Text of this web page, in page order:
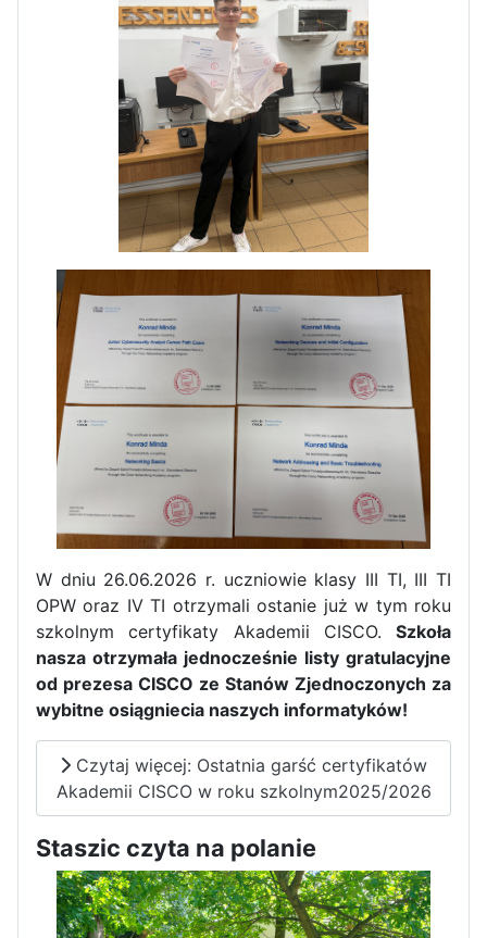
W dniu 26.06.2026 r. uczniowie klasy III TI, III TI
OPW oraz IV TI otrzymali ostanie już w tym roku
szkolnym certyfikaty Akademii CISCO. Szkoła
nasza otrzymała jednocześnie listy gratulacyjne
od prezesa CISCO ze Stanów Zjednoczonych za
wybitne osiągniecia naszych informatyków!
Czytaj więcej: Ostatnia garść certyfikatów
Akademii CISCO w roku szkolnym2025/2026
Staszic czyta na polanie